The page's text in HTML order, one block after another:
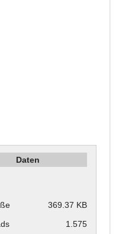
Daten
369.37 KB
1.575